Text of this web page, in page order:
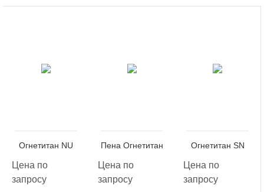
Огнетитан NU
Цена по
запросу
Пена Огнетитан
Цена по
запросу
Огнетитан SN
Цена по
запросу